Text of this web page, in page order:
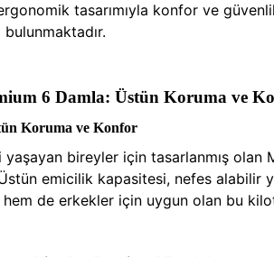
tasarımıyla konfor ve
6 Damla: Üstün Koruma ve
Koruma ve Konfor
bireyler için tasarlanmış
emicilik kapasitesi, nefes alabilir
hem de erkekler için uygun olan bu